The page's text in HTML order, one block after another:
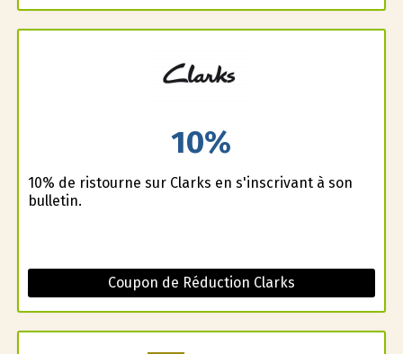
10%
10% de ristourne sur Clarks en s'inscrivant à son
bulletin.
Coupon de Réduction Clarks